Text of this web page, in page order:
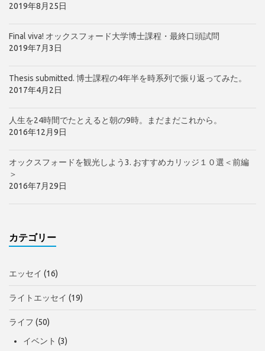
2019年8月25日
Final viva! オックスフォード大学博士課程・最終口頭試問
2019年7月3日
Thesis submitted. 博士課程の4年半を時系列で振り返ってみた。
2017年4月2日
人生を24時間でたとえると朝の9時。まだまだこれから。
2016年12月9日
オックスフォードを観光しよう3. おすすめカリッジ１０選＜前編
＞
2016年7月29日
カテゴリー
エッセイ (16)
ライトエッセイ (19)
ライフ (50)
イベント (3)